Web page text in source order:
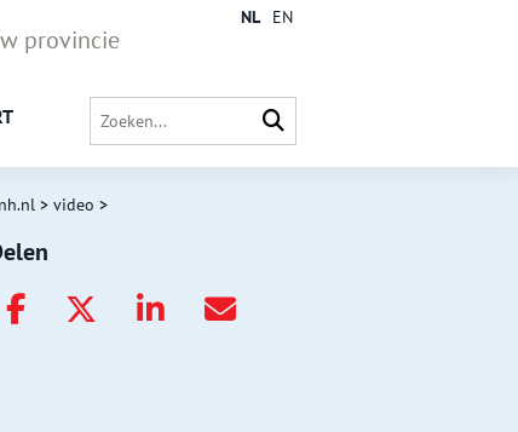
provincie
NL EN
> video >